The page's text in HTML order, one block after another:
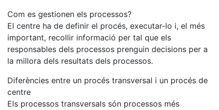
Com es gestionen els processos?
El centre ha de definir el procés, executar-lo i, el més
important, recollir informació per tal que els
responsables dels processos prenguin decisions per a
la millora dels resultats dels processos.
Diferències entre un procés transversal i un procés de
centre
Els processos transversals són processos més